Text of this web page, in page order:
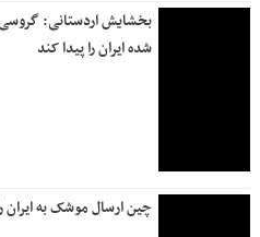
شده ایران را پیدا کند
چین ارسال موشک به ایران